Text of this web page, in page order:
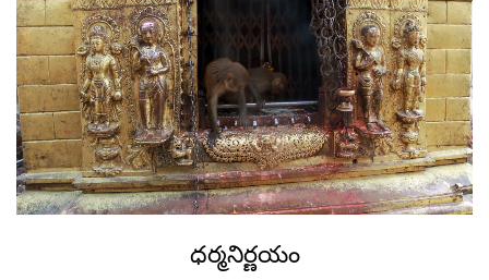
Posted
on
December 8, 2022
Kids Stories
ధర్మనిర్ణయం